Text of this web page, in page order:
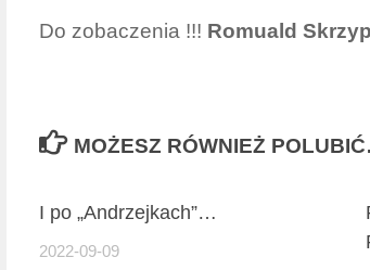
Do zobaczenia !!! Romuald
MOŻESZ RÓWNIEŻ
I po „Andrzejkach”…
2022-09-09